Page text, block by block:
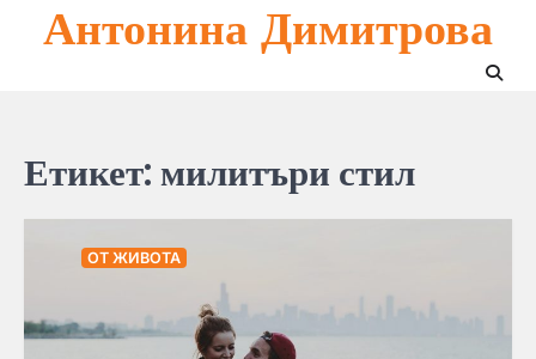
Антонина Димитрова
Етикет:милитъри стил
ОТ ЖИВОТА